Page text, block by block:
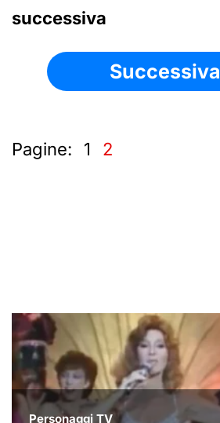
successiva
Successiva
Pagine: 1 2